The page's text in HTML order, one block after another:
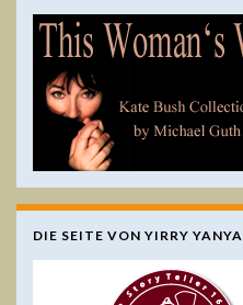
DIE SEITE VON YIRRY YANYA